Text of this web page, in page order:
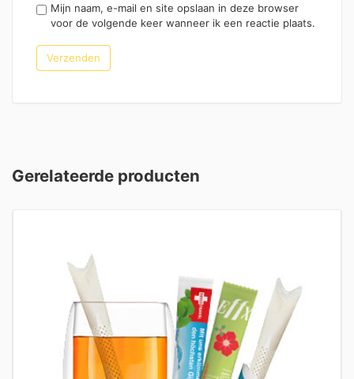
Mijn naam, e-mail en site opslaan in deze browser
voor de volgende keer wanneer ik een reactie plaats.
Gerelateerde producten